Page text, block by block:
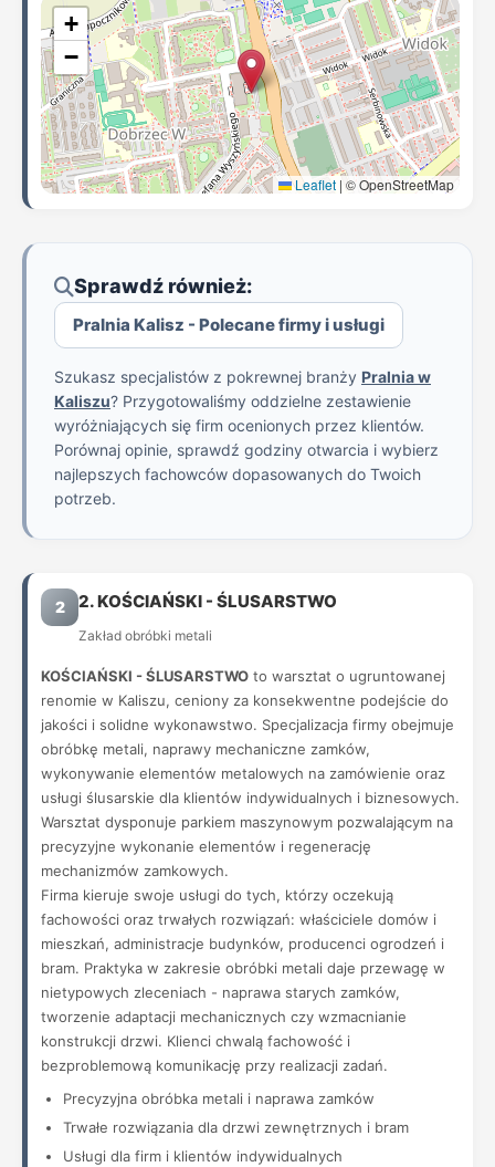
+
−
Leaflet | © OpenStreetMap
Sprawdź również:
Pralnia Kalisz - Polecane firmy i usługi
Szukasz specjalistów z pokrewnej branży Pralnia w
Kaliszu? Przygotowaliśmy oddzielne zestawienie
wyróżniających się firm ocenionych przez klientów.
Porównaj opinie, sprawdź godziny otwarcia i wybierz
najlepszych fachowców dopasowanych do Twoich
potrzeb.
2 2. KOŚCIAŃSKI - ŚLUSARSTWO
Zakład obróbki metali
KOŚCIAŃSKI - ŚLUSARSTWO to warsztat o ugruntowanej
renomie w Kaliszu, ceniony za konsekwentne podejście do
jakości i solidne wykonawstwo. Specjalizacja firmy obejmuje
obróbkę metali, naprawy mechaniczne zamków,
wykonywanie elementów metalowych na zamówienie oraz
usługi ślusarskie dla klientów indywidualnych i biznesowych.
Warsztat dysponuje parkiem maszynowym pozwalającym na
precyzyjne wykonanie elementów i regenerację
mechanizmów zamkowych.
Firma kieruje swoje usługi do tych, którzy oczekują
fachowości oraz trwałych rozwiązań: właściciele domów i
mieszkań, administracje budynków, producenci ogrodzeń i
bram. Praktyka w zakresie obróbki metali daje przewagę w
nietypowych zleceniach - naprawa starych zamków,
tworzenie adaptacji mechanicznych czy wzmacnianie
konstrukcji drzwi. Klienci chwalą fachowość i
bezproblemową komunikację przy realizacji zadań.
Precyzyjna obróbka metali i naprawa zamków
Trwałe rozwiązania dla drzwi zewnętrznych i bram
Usługi dla firm i klientów indywidualnych